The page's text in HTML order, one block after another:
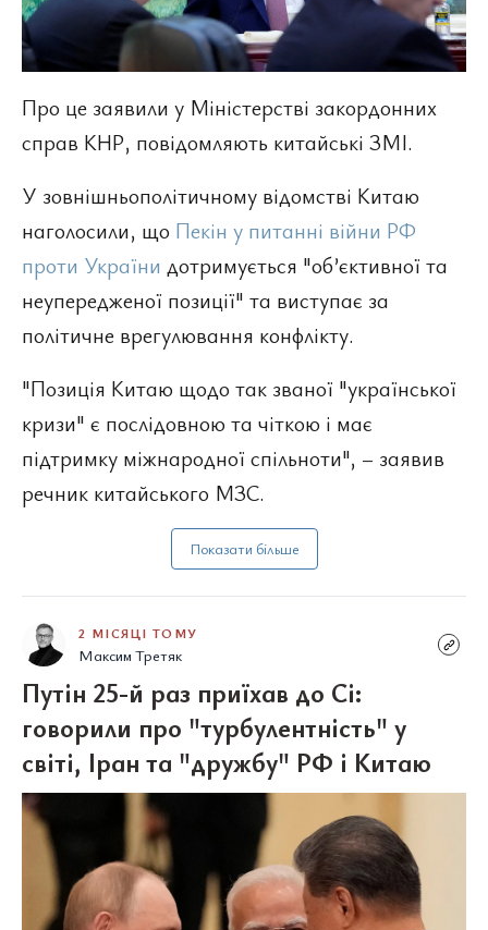
Про це заявили у Міністерстві закордонних
справ КНР, повідомляють китайські ЗМІ.
У зовнішньополітичному відомстві Китаю
наголосили, що Пекін у питанні війни РФ
проти України дотримується "об’єктивної та
неупередженої позиції" та виступає за
політичне врегулювання конфлікту.
"Позиція Китаю щодо так званої "української
кризи" є послідовною та чіткою і має
підтримку міжнародної спільноти", – заявив
речник китайського МЗС.
Показати більше
2 МІСЯЦІ ТОМУ
Максим Третяк
Путін 25-й раз приїхав до Сі:
говорили про "турбулентність" у
світі, Іран та "дружбу" РФ і Китаю